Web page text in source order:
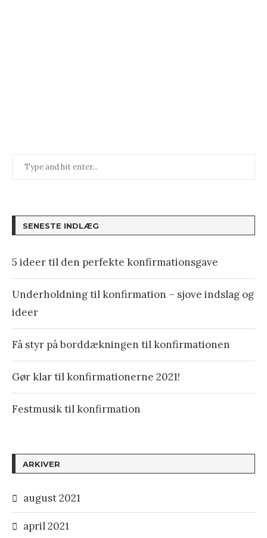
SENESTE INDLÆG
5 ideer til den perfekte konfirmationsgave
Underholdning til konfirmation – sjove indslag og
ideer
Få styr på borddækningen til konfirmationen
Gør klar til konfirmationerne 2021!
Festmusik til konfirmation
ARKIVER
august 2021
april 2021